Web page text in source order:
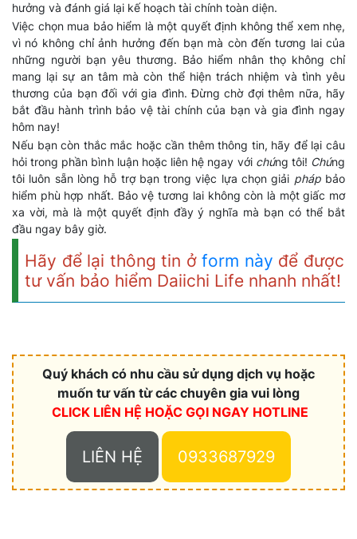
hưởng và đánh giá lại kế hoạch tài chính toàn diện.
Việc chọn mua bảo hiểm là một quyết định không thể xem nhẹ,
vì nó không chỉ ảnh hưởng đến bạn mà còn đến tương lai của
những người bạn yêu thương. Bảo hiểm nhân thọ không chỉ
mang lại sự an tâm mà còn thể hiện trách nhiệm và tình yêu
thương của bạn đối với gia đình. Đừng chờ đợi thêm nữa, hãy
bắt đầu hành trình bảo vệ tài chính của bạn và gia đình ngay
hôm nay!
Nếu bạn còn thắc mắc hoặc cần thêm thông tin, hãy để lại câu
hỏi trong phần bình luận hoặc liên hệ ngay với chúng tôi! Chúng
tôi luôn sẵn lòng hỗ trợ bạn trong việc lựa chọn giải pháp bảo
hiểm phù hợp nhất. Bảo vệ tương lai không còn là một giấc mơ
xa vời, mà là một quyết định đầy ý nghĩa mà bạn có thể bắt
đầu ngay bây giờ.
Hãy để lại thông tin ởform này để được
tư vấn bảo hiểm Daiichi Life nhanh nhất!
Quý khách có nhu cầu sử dụng dịch vụ hoặc
muốn tư vấn từ các chuyên gia vui lòng
CLICK LIÊN HỆ HOẶC GỌI NGAY HOTLINE
LIÊN HỆ 0933687929